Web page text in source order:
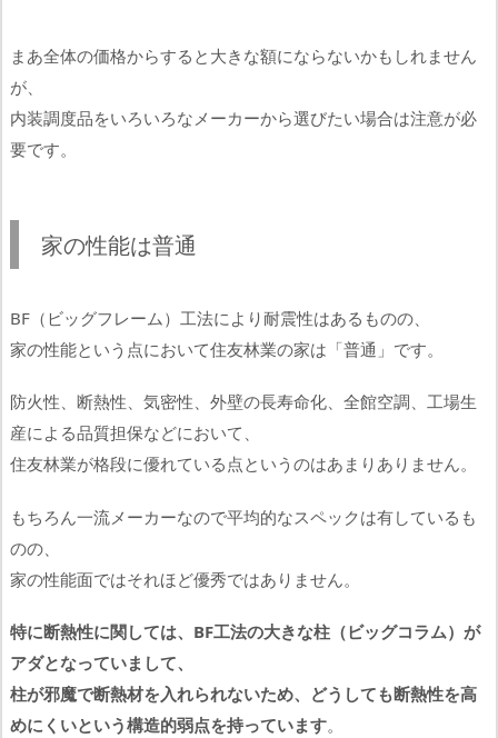
まあ全体の価格からすると大きな額にならないかもしれません
が、
内装調度品をいろいろなメーカーから選びたい場合は注意が必
要です。
家の性能は普通
BF（ビッグフレーム）工法により耐震性はあるものの、
家の性能という点において住友林業の家は「普通」です。
防火性、断熱性、気密性、外壁の長寿命化、全館空調、工場生
産による品質担保などにおいて、
住友林業が格段に優れている点というのはあまりありません。
もちろん一流メーカーなので平均的なスペックは有しているも
のの、
家の性能面ではそれほど優秀ではありません。
特に断熱性に関しては、BF工法の大きな柱（ビッグコラム）が
アダとなっていまして、
柱が邪魔で断熱材を入れられないため、どうしても断熱性を高
めにくいという構造的弱点を持っています。